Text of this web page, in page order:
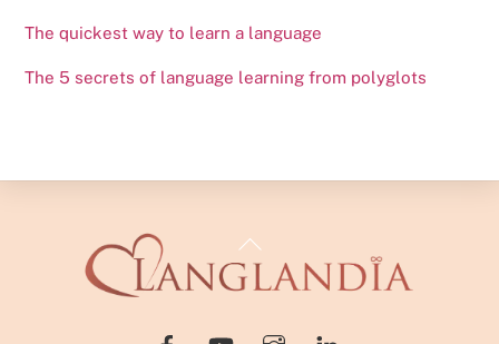
The quickest way to learn a language
The 5 secrets of language learning from polyglots
Back
To
Top